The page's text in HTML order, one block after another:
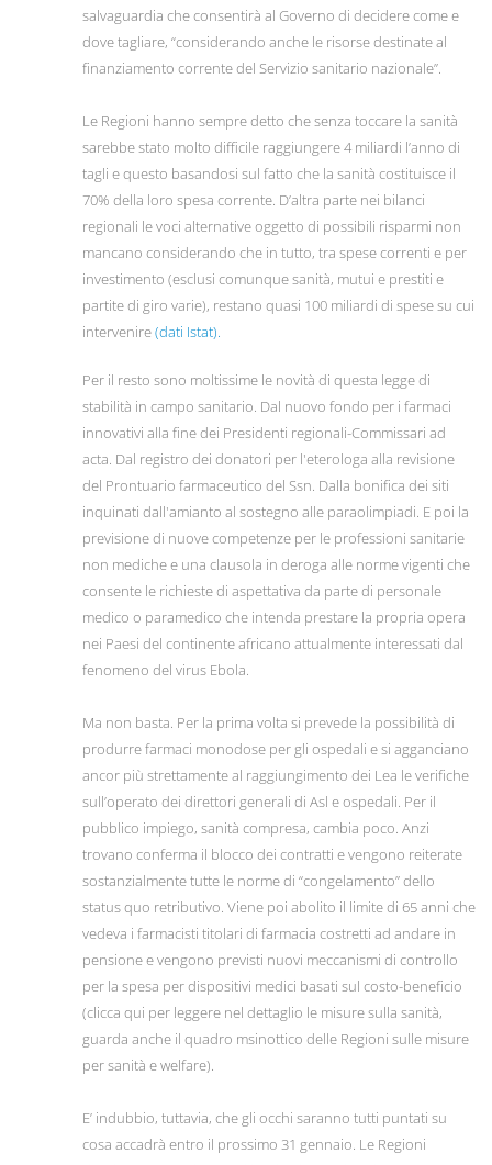
salvaguardia che consentirà al Governo di decidere come e
dove tagliare, “considerando anche le risorse destinate al
finanziamento corrente del Servizio sanitario nazionale”.
Le Regioni hanno sempre detto che senza toccare la sanità
sarebbe stato molto difficile raggiungere 4 miliardi l’anno di
tagli e questo basandosi sul fatto che la sanità costituisce il
70% della loro spesa corrente. D’altra parte nei bilanci
regionali le voci alternative oggetto di possibili risparmi non
mancano considerando che in tutto, tra spese correnti e per
investimento (esclusi comunque sanità, mutui e prestiti e
partite di giro varie), restano quasi 100 miliardi di spese su cui
intervenire(dati Istat).
Per il resto sono moltissime le novità di questa legge di
stabilità in campo sanitario. Dal nuovo fondo per i farmaci
innovativi alla fine dei Presidenti regionali-Commissari ad
acta. Dal registro dei donatori per l'eterologa alla revisione
del Prontuario farmaceutico del Ssn. Dalla bonifica dei siti
inquinati dall'amianto al sostegno alle paraolimpiadi. E poi la
previsione di nuove competenze per le professioni sanitarie
non mediche e una clausola in deroga alle norme vigenti che
consente le richieste di aspettativa da parte di personale
medico o paramedico che intenda prestare la propria opera
nei Paesi del continente africano attualmente interessati dal
fenomeno del virus Ebola.
Ma non basta. Per la prima volta si prevede la possibilità di
produrre farmaci monodose per gli ospedali e si agganciano
ancor più strettamente al raggiungimento dei Lea le verifiche
sull’operato dei direttori generali di Asl e ospedali. Per il
pubblico impiego, sanità compresa, cambia poco. Anzi
trovano conferma il blocco dei contratti e vengono reiterate
sostanzialmente tutte le norme di “congelamento” dello
status quo retributivo. Viene poi abolito il limite di 65 anni che
vedeva i farmacisti titolari di farmacia costretti ad andare in
pensione e vengono previsti nuovi meccanismi di controllo
per la spesa per dispositivi medici basati sul costo-beneficio
(clicca qui per leggere nel dettaglio le misure sulla sanità,
guarda anche il quadro msinottico delle Regioni sulle misure
per sanità e welfare).
E’ indubbio, tuttavia, che gli occhi saranno tutti puntati su
cosa accadrà entro il prossimo 31 gennaio. Le Regioni